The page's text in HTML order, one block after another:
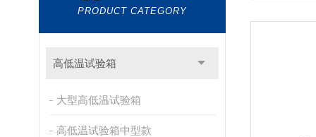
PRODUCT CATEGORY
高低温试验箱
大型高低温试验箱
高低温试验箱中型款